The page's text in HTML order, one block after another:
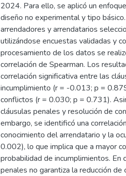
2024. Para ello, se aplicó un
diseño no experimental y tipo
arrendadores y arrendatarios
utilizándose encuestas validadas y
procesamiento de los datos se
correlación de Spearman. Los
correlación significativa entre las
incumplimiento (r = -0.013; p =
conflictos (r = 0.030; p = 0.731).
cláusulas penales y resolución de
embargo, se identificó una
conocimiento del arrendatario y la
0.002), lo que implica que a mayor
probabilidad de incumplimientos. En
penales no garantiza la reducción